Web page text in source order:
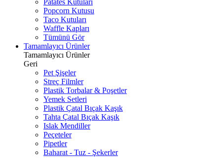
Patates Kutuları
Popcorn Kutusu
Taco Kutuları
Waffle Kapları
Tümünü Gör
Tamamlayıcı Ürünler
Tamamlayıcı Ürünler
Geri
Pet Şişeler
Streç Filmler
Plastik Torbalar & Poşetler
Yemek Setleri
Plastik Çatal Bıçak Kaşık
Tahta Çatal Bıçak Kaşık
Islak Mendiller
Peçeteler
Pipetler
Baharat - Tuz - Şekerler